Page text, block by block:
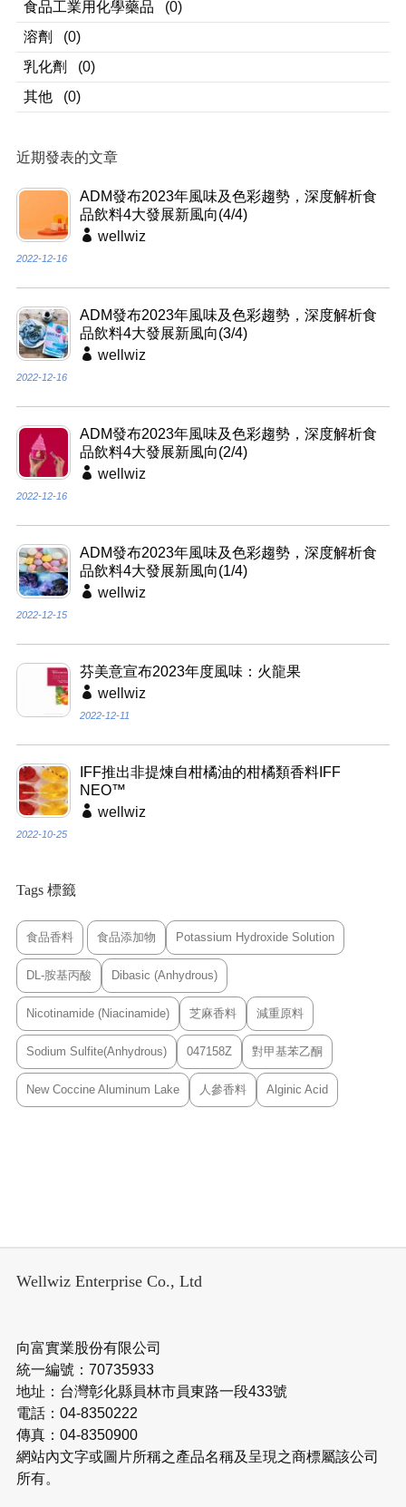
食品工業用化學藥品
(0)
溶劑
(0)
乳化劑
(0)
其他
(0)
近期發表的文章
ADM發布2023年風味及色彩趨勢，深度解析食
品飲料4大發展新風向(4/4)
wellwiz
2022-12-16
ADM發布2023年風味及色彩趨勢，深度解析食
品飲料4大發展新風向(3/4)
wellwiz
2022-12-16
ADM發布2023年風味及色彩趨勢，深度解析食
品飲料4大發展新風向(2/4)
wellwiz
2022-12-16
ADM發布2023年風味及色彩趨勢，深度解析食
品飲料4大發展新風向(1/4)
wellwiz
2022-12-15
芬美意宣布2023年度風味：火龍果
wellwiz
2022-12-11
IFF推出非提煉自柑橘油的柑橘類香料IFF
NEO™
wellwiz
2022-10-25
Tags 標籤
食品香料 食品添加物 Potassium Hydroxide Solution
DL-胺基丙酸 Dibasic (Anhydrous)
Nicotinamide (Niacinamide) 芝麻香料 減重原料
Sodium Sulfite(Anhydrous) 047158Z 對甲基苯乙酮
New Coccine Aluminum Lake 人參香料 Alginic Acid
Wellwiz Enterprise Co., Ltd
向富實業股份有限公司
統一編號：70735933
地址：台灣彰化縣員林市員東路一段433號
電話：04-8350222
傳真：04-8350900
網站內文字或圖片所稱之產品名稱及呈現之商標屬該公司
所有。